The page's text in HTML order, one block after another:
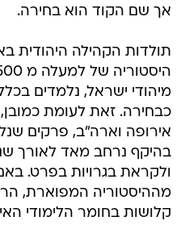
אך שם הקוד הוא בחירה.
תולדות הקהילה היהודית
מיהודי ישראל, נלמדים
כבחירה. זאת לעומת
אירופה וארה"ב, פרקים
בהיקף נרחב מאד לאורך
ולקראת בגרויות בפרט.
מההיסטוריה המפוארת,
קלושות בחומר הלימודי